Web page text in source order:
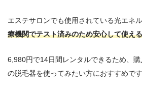
エステサロンでも使用されている光エネ
療機関でテスト済みのため安心して使える
6,980円で14日間レンタルできるため、
の脱毛器を使ってみたい方におすすめです